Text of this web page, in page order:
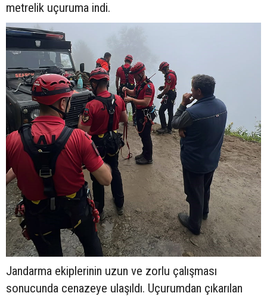
metrelik uçuruma indi.
Jandarma ekiplerinin uzun ve zorlu çalışması
sonucunda cenazeye ulaşıldı. Uçurumdan çıkarılan